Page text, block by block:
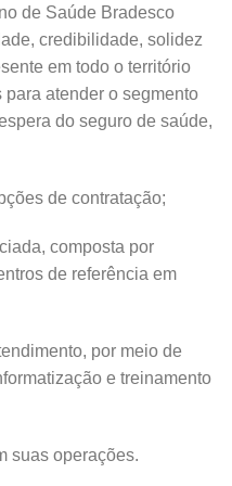
de Saúde Bradesco
credibilidade, solidez
em todo o território
atender o segmento
do seguro de saúde,
de contratação;
composta por
de referência em
por meio de
e treinamento
suas operações.